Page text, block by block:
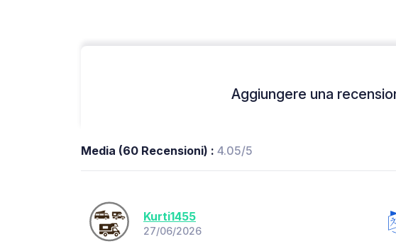
Aggiungere una
Media (60 Recensioni) : 4.05/5
Kurti1455
27/06/2026